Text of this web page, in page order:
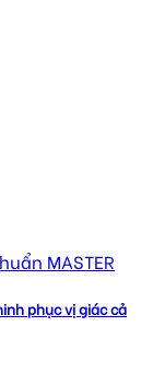
MASTER
phục vị giác cả